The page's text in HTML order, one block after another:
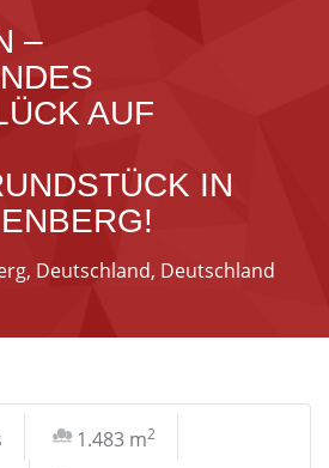
–
AUF
IN Ü
Deutschland, Deutschland
1.483 m2